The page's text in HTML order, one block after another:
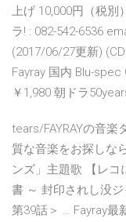
上げ 10,000円（税別
ラ! : 082-542-6536
(2017/06/27更新)
Fayray 国内 Blu-
￥1,980 朝ドラ
tears/FAYRAYの音
質な音楽をお探しな
ンズ」主題歌 【レ
書 ～ 封印されし没
第39話＞ … Fayray最